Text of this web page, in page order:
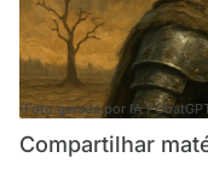
(Foto gerada por IA /
Compartilhar